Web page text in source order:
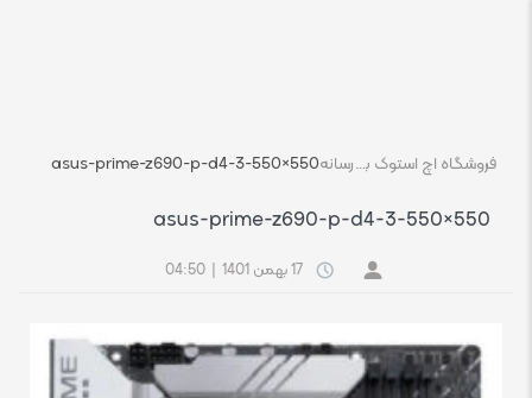
فروشگاه اچ استوک بازار انلاین تجهیزات کامپیوتر استوکرسانهasus-prime-z690-p-d4-3-550×550
asus-prime-z690-p-d4-3-550×550
17 بهمن 1401 04:50